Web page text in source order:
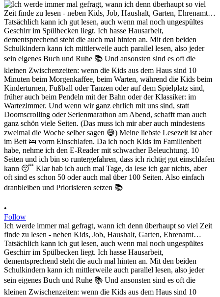
•
Follow
Ich werde immer mal gefragt, wann ich denn überhaupt so viel Zeit
finde zu lesen - neben Kids, Job, Haushalt, Garten, Ehrenamt…
Tatsächlich kann ich gut lesen, auch wenn mal noch ungespültes
Geschirr im Spülbecken liegt. Ich hasse Hausarbeit,
dementsprechend steht die auch mal hinten an. Mit den beiden
Schulkindern kann ich mittlerweile auch parallel lesen, also jeder
sein eigenes Buch und Ruhe 📚 Und ansonsten sind es oft die
kleinen Zwischenzeiten: wenn die Kids aus dem Haus sind 10